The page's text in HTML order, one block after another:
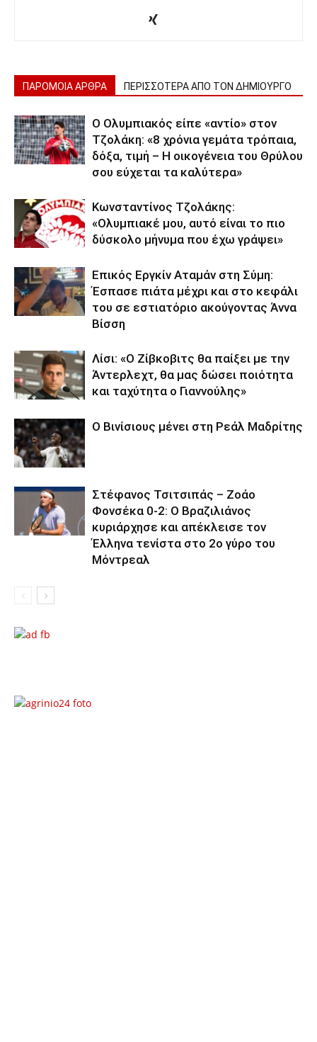
ΠΑΡΟΜΟΙΑ ΑΡΘΡΑ ΠΕΡΙΣΣΟΤΕΡΑ ΑΠΟ ΤΟΝ ΔΗΜΙΟΥΡΓΟ
Ο Ολυμπιακός είπε «αντίο» στον
Τζολάκη: «8 χρόνια γεμάτα τρόπαια,
δόξα, τιμή – Η οικογένεια του Θρύλου
σου εύχεται τα καλύτερα»
Κωνσταντίνος Τζολάκης:
«Ολυμπιακέ μου, αυτό είναι το πιο
δύσκολο μήνυμα που έχω γράψει»
Επικός Εργκίν Αταμάν στη Σύμη:
Έσπασε πιάτα μέχρι και στο κεφάλι
του σε εστιατόριο ακούγοντας Άννα
Βίσση
Λίσι: «Ο Ζίβκοβιτς θα παίξει με την
Άντερλεχτ, θα μας δώσει ποιότητα
και ταχύτητα ο Γιαννούλης»
Ο Βινίσιους μένει στη Ρεάλ Μαδρίτης
Στέφανος Τσιτσιπάς – Ζοάο
Φονσέκα 0-2: Ο Βραζιλιάνος
κυριάρχησε και απέκλεισε τον
Έλληνα τενίστα στο 2ο γύρο του
Μόντρεαλ